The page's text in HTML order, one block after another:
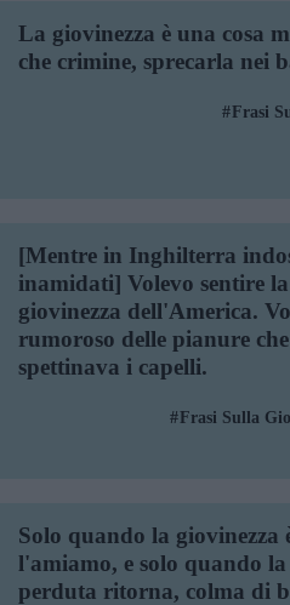
La giovinezza è una cosa
che crimine, sprecarla nei
Frasi
[Mentre in Inghilterra
inamidati] Volevo sentire
giovinezza dell'America.
rumoroso delle pianure
spettinava i capelli.
Frasi Sulla
Solo quando la giovinezza
l'amiamo, e solo quando la
perduta ritorna, colma di